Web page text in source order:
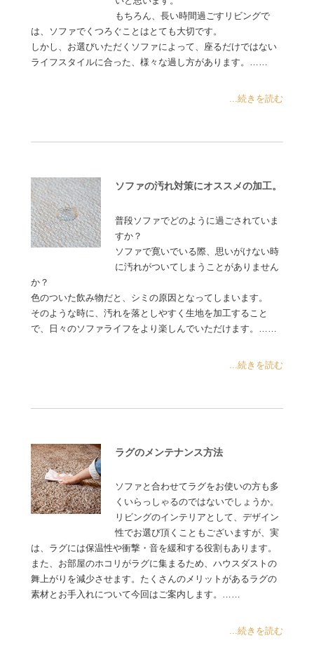
もちろん、長い時間過ごすリビングで
は、ソファでくつろぐことはとても大切です。
しかし、お選びいただくソファによって、座るだけではない
ライフスタイルに合った、様々な過し方があります。……
...続きを読む
ソファの汚れ対策にオススメの加工。
普段ソファでどのように過ごされていま
すか？
ソファで寛いでいる際、思いがけない時
に汚れがついてしまうことがありません
か？
色のついた飲み物だと、シミの原因となってしまいます。
そのような時に、汚れを落としやすく生地を加工すること
で、日々のソファライフをより楽しんでいただけます。……
...続きを読む
ラグのメンテナンス方法
ソファと合わせてラグをお使いの方も多
くいらっしゃるのではないでしょうか。
リビングのインテリアとして、デザイン
性でお選び頂くこともございますが、実
は、ラグには保温性や衝撃・音を緩和する役割もあります。
また、お部屋のホコリがラグに集まるため、ハウスダストの
舞上がりを減少させます。たくさんのメリットがあるラグの
素材とお手入れについて今回はご案内します。……
...続きを読む